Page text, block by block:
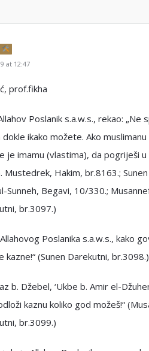
at 12:47
prof.fikha
Poslanik s.a.w.s., rekao: „Ne
ikako možete. Ako
je imamu (vlastima), da pogriješi
Mustedrek, Hakim, br.8163.;
Sunneh, Begavi, 10/330.;
br.3097.)
Poslanika s.a.w.s., kako
(Sunen Darekutni, br.3098.)
b. Džebel, ‘Ukbe b. Amir el-
kaznu koliko god možeš!“
br.3099.)